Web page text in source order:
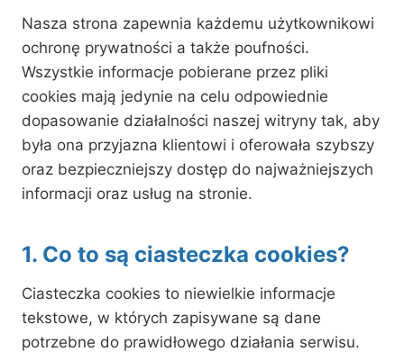
Nasza strona zapewnia każdemu użytkownikowi
ochronę prywatności a także poufności.
Wszystkie informacje pobierane przez pliki
cookies mają jedynie na celu odpowiednie
dopasowanie działalności naszej witryny tak, aby
była ona przyjazna klientowi i oferowała szybszy
oraz bezpieczniejszy dostęp do najważniejszych
informacji oraz usług na stronie.
1. Co to są ciasteczka cookies?
Ciasteczka cookies to niewielkie informacje
tekstowe, w których zapisywane są dane
potrzebne do prawidłowego działania serwisu.